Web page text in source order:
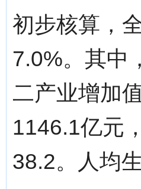
初步核算，
7.0%。其中
二产业增加
1146.1亿元
38.2。人均